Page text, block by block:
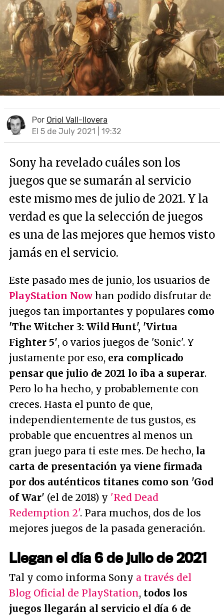
Por Oriol Vall-llovera
El 5 de July 2021 | 19:32
Sony ha revelado cuáles son los
juegos que se sumarán al servicio
este mismo mes de julio de 2021. Y la
verdad es que la selección de juegos
es una de las mejores que hemos visto
jamás en el servicio.
Este pasado mes de junio, los usuarios de
PlayStation Now han podido disfrutar de
juegos tan importantes y populares como
'The Witcher 3: Wild Hunt', 'Virtua
Fighter 5', o varios juegos de 'Sonic'. Y
justamente por eso, era complicado
pensar que julio de 2021 lo iba a superar.
Pero lo ha hecho, y probablemente con
creces. Hasta el punto de que,
independientemente de tus gustos, es
probable que encuentres al menos un
gran juego para ti este mes. De hecho, la
carta de presentación ya viene firmada
por dos auténticos titanes como son 'God
of War' (el de 2018) y 'Red Dead
Redemption 2'. Para muchos, dos de los
mejores juegos de la pasada generación.
Llegan el día 6 de julio de 2021
Tal y como informa Sony a través del
Blog Oficial de PlayStation, todos los
juegos llegarán al servicio el día 6 de